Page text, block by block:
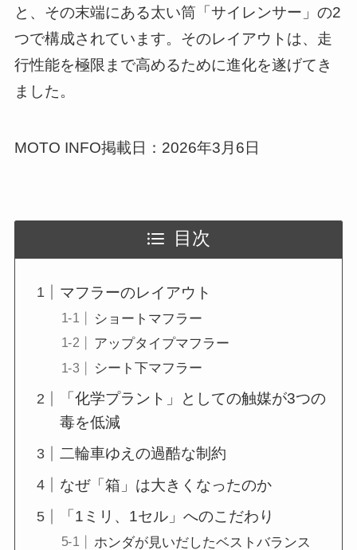
と、その末端にある太い筒「サイレンサー」の2
つで構成されています。そのレイアウトは、走
行性能を極限まで高めるために進化を遂げてき
ました。
MOTO INFO掲載日：2026年3月6日
目次
マフラーのレイアウト
ショートマフラー
アップタイプマフラー
シート下マフラー
「化学プラント」としての触媒が3つの
毒を低減
二輪車ゆえの過酷な制約
なぜ「箱」は大きくなったのか
「1ミリ、1セル」へのこだわり
ホンダが見いだしたベストバランス